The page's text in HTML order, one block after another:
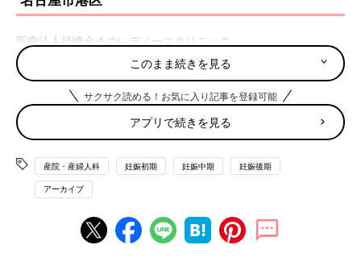
医療法人雄峰会まのレディースクリニック
名古屋市南区
アイ・レディスクリニック
名古屋市守山区
やまだレディスクリニック
名古屋市緑区
このまま続きを見る
サクサク読める！お気に入り記事を登録可能
アプリで続きを見る
産院・産婦人科 妊娠初期 妊娠中期 妊娠後期
アーカイブ